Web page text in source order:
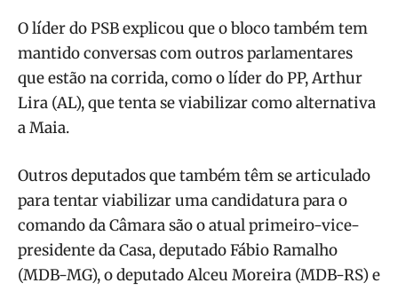
O líder do PSB explicou que o bloco também tem
mantido conversas com outros parlamentares
que estão na corrida, como o líder do PP, Arthur
Lira (AL), que tenta se viabilizar como alternativa
a Maia.
Outros deputados que também têm se articulado
para tentar viabilizar uma candidatura para o
comando da Câmara são o atual primeiro-vice-
presidente da Casa, deputado Fábio Ramalho
(MDB-MG), o deputado Alceu Moreira (MDB-RS) e